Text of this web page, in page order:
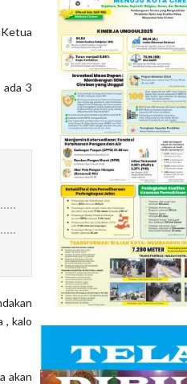
3
, kalo
akan